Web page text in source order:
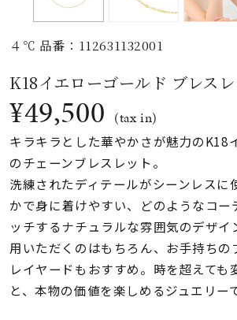
モチーフ
ファッションテイス
ト
着用シーン
コレクション
レディース
～
４℃ 品番：112631132001
K18イエローゴールド ブレスレ
¥49,500 (tax in)
キラキラとした華やかさが魅力のK18
のチェーンブレスレット。
洗練されたディテールがシーンレスに
かで身に着けやすい、どのようなコー
ッチするナチュラルな雰囲気のデザイ
用いただくのはもちろん、お手持ちの
レイヤードもおすすめ。時を超えても
と、本物の価値を楽しめるジュエリーで